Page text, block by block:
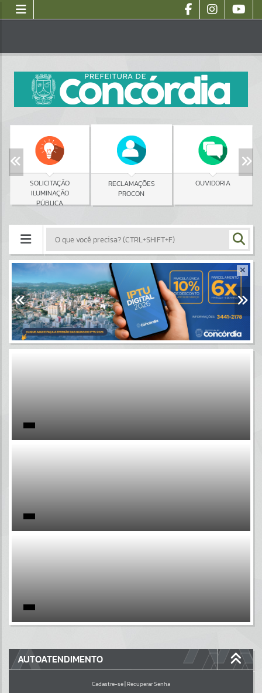
SOLICITAÇÃO
ILUMINAÇÃO
PÚBLICA
RECLAMAÇÕES
PROCON
OUVIDORIA
Portais
Por favor, aguarde...
Por favor, aguarde...
Por favor, aguarde...
GALERIAS
Por favor, aguarde...
AUTOATENDIMENTO
Cadastre-se|Recuperar Senha